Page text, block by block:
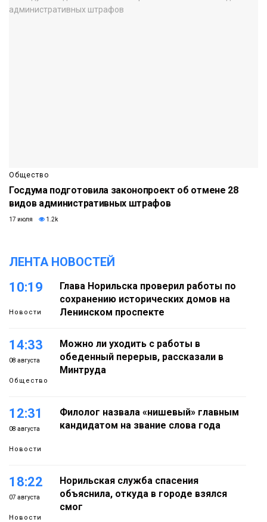
Общество
Госдума подготовила законопроект об отмене 28
видов административных штрафов
17 июля 1.2k
ЛЕНТА НОВОСТЕЙ
10:19
Новости
Глава Норильска проверил работы по
сохранению исторических домов на
Ленинском проспекте
14:33
08 августа
Общество
Можно ли уходить с работы в
обеденный перерыв, рассказали в
Минтруда
12:31
08 августа
Новости
Филолог назвала «нишевый» главным
кандидатом на звание слова года
18:22
07 августа
Новости
Норильская служба спасения
объяснила, откуда в городе взялся
смог